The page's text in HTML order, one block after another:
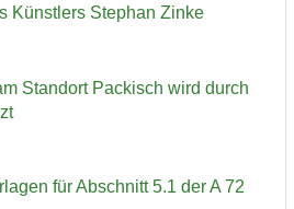
Künst­lers Ste­phan Zinke
Stand­ort Pa­ckisch wird durch
für Ab­schnitt 5.1 der A 72